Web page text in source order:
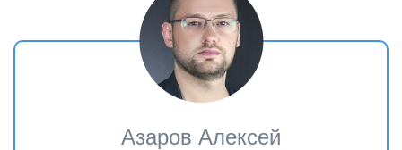
Азаров Алексей